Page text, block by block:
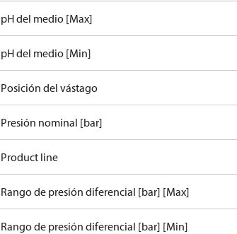
pH del medio [Max]
pH del medio [Min]
Posición del vástago
Presión nominal [bar]
Product line
Rango de presión diferencial [bar] [Max]
Rango de presión diferencial [bar] [Min]